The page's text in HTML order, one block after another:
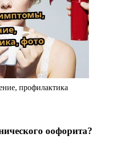
профилактика
оофорита?